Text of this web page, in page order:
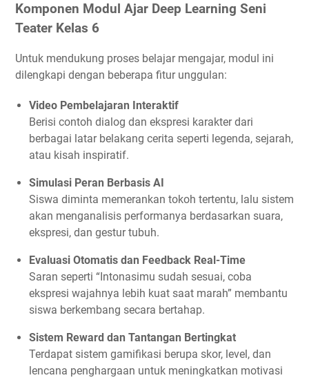
Komponen Modul Ajar Deep Learning Seni
Teater Kelas 6
Untuk mendukung proses belajar mengajar, modul ini
dilengkapi dengan beberapa fitur unggulan:
Video Pembelajaran Interaktif
Berisi contoh dialog dan ekspresi karakter dari
berbagai latar belakang cerita seperti legenda, sejarah,
atau kisah inspiratif.
Simulasi Peran Berbasis AI
Siswa diminta memerankan tokoh tertentu, lalu sistem
akan menganalisis performanya berdasarkan suara,
ekspresi, dan gestur tubuh.
Evaluasi Otomatis dan Feedback Real-Time
Saran seperti “Intonasimu sudah sesuai, coba
ekspresi wajahnya lebih kuat saat marah” membantu
siswa berkembang secara bertahap.
Sistem Reward dan Tantangan Bertingkat
Terdapat sistem gamifikasi berupa skor, level, dan
lencana penghargaan untuk meningkatkan motivasi